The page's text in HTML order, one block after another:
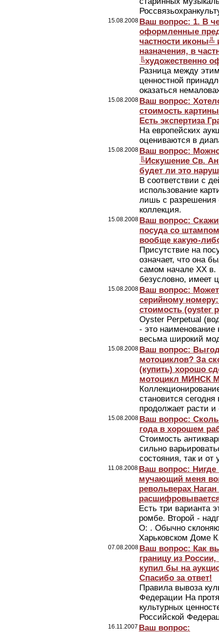
15.08.2008 Ваш вопрос: 1. В
оформленные
частности иконы╩
назначения, в
╚художественно
Разница между
ценностной
оказаться
15.08.2008 Ваш вопрос:
стоимость
Есть экспертиза
На европейских
оцениваются в
15.08.2008 Ваш вопрос:
╚Искушение Св.
будет ли это
В соответствии с
использование
лишь с разрешения
коллекция.
15.08.2008 Ваш вопрос:
посуда со
вообще какую-
Присутствие на
означает, что она
самом начале ХХ в.
безусловно, имеет
15.08.2008 Ваш вопрос:
серийному
стоимость (oyster
Oyster Perpetual
- это наименование
весьма широкий
15.08.2008 Ваш вопрос:
мотоциклов? За
(купить) хорошо
мотоцикл МИНСК
становится
продолжает расти
15.08.2008 Ваш вопрос:
года в хорошем
Стоимость
сильно
состояния, так и от
11.08.2008 Ваш вопрос: Нигде
мучающий меня
револьверах
Есть три варианта
ромбе. Второй -
О: . Обычно
Харьковском Доме
07.08.2008 Ваш вопрос: Как
границу из
купил бы на
Спасибо за ответ!
Правила вывоза
Федерации На
культурных
Российской
16.11.2007 Ваш вопрос: